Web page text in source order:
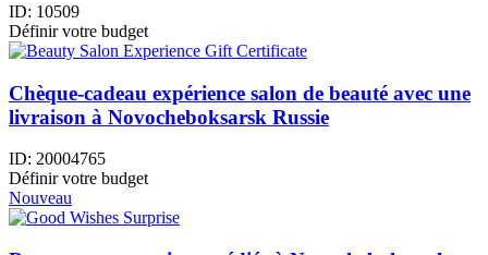
ID: 10509
Définir votre budget
Chèque-cadeau expérience salon de beauté avec une
livraison à Novocheboksarsk Russie
ID: 20004765
Définir votre budget
Nouveau